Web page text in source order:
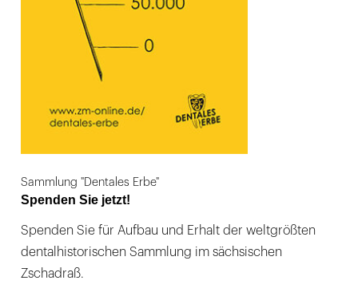
Sammlung "Dentales Erbe"
Spenden Sie jetzt!
Spenden Sie für Aufbau und Erhalt der weltgrößten
dentalhistorischen Sammlung im sächsischen
Zschadraß.